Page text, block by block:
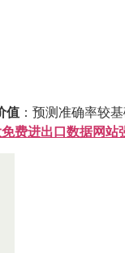
值 ：预测准确率较
费进出口数据网站